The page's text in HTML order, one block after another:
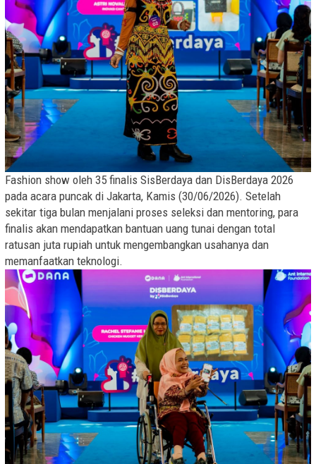
Fashion show oleh 35 finalis SisBerdaya dan DisBerdaya 2026
pada acara puncak di Jakarta, Kamis (30/06/2026). Setelah
sekitar tiga bulan menjalani proses seleksi dan mentoring, para
finalis akan mendapatkan bantuan uang tunai dengan total
ratusan juta rupiah untuk mengembangkan usahanya dan
memanfaatkan teknologi.